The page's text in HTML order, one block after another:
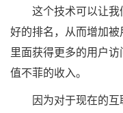
这个技术可以让我
好的排名，从而增加
里面获得更多的用户
值不菲的收入。
因为对于现在的互